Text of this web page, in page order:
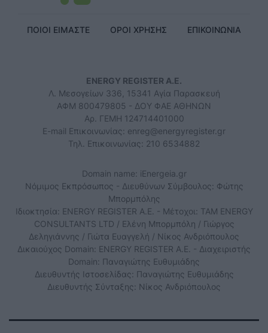
ΠΟΙΟΙ ΕΙΜΑΣΤΕ ΟΡΟΙ ΧΡΗΣΗΣ ΕΠΙΚΟΙΝΩΝΙΑ
ENERGY REGISTER Α.Ε.
Λ. Μεσογείων 336, 15341 Αγία Παρασκευή
ΑΦΜ 800479805 - ΔΟΥ ΦΑΕ ΑΘΗΝΩΝ
Αρ. ΓΕΜΗ 124714401000
E-mail Επικοινωνίας: enreg@energyregister.gr
Τηλ. Επικοινωνίας: 210 6534882
Domain name: iEnergeia.gr
Νόμιμος Εκπρόσωπος - Διευθύνων Σύμβουλος: Φώτης
Μπορμπόλης
Ιδιοκτησία: ENERGY REGISTER Α.Ε. - Μέτοχοι: TAM ENERGY
CONSULTANTS LTD / Ελένη Μπορμπόλη / Γιώργος
Δεληγιάννης / Γιώτα Ευαγγελή / Νίκος Ανδριόπουλος
Δικαιούχος Domain: ENERGY REGISTER Α.Ε. - Διαχειριστής
Domain: Παναγιώτης Ευθυμιάδης
Διευθυντής Ιστοσελίδας: Παναγιώτης Ευθυμιάδης
Διευθυντής Σύνταξης: Νίκος Ανδριόπουλος